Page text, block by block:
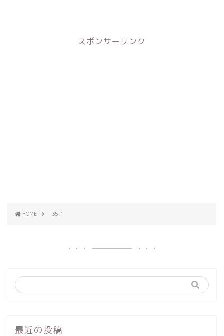
スポンサーリンク
HOME 35-1
最近の投稿